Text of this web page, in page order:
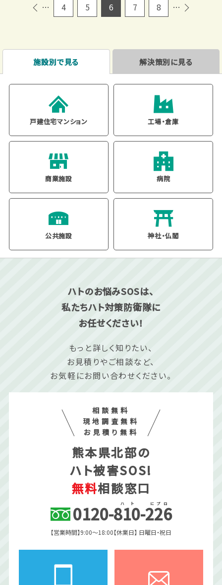
… 4 5 6 7 8 …
施設別で見る 解決策別に見る
戸建住宅マンション 工場・倉庫
商業施設 病院
公共施設 神社・仏閣
ハトのお悩みSOSは、
私たちハト対策防衛隊に
お任せください！
もっと詳しく知りたい、
お見積りやご相談など、
お気軽にお問い合わせください。
相談無料
現地調査無料
お見積り無料
熊本県北部の
ハト被害SOS!
無料相談窓口
0120-810
ハ ト -226
に プ ロ
【営業時間】9:00〜18:00【休業日】 日曜日・祝日